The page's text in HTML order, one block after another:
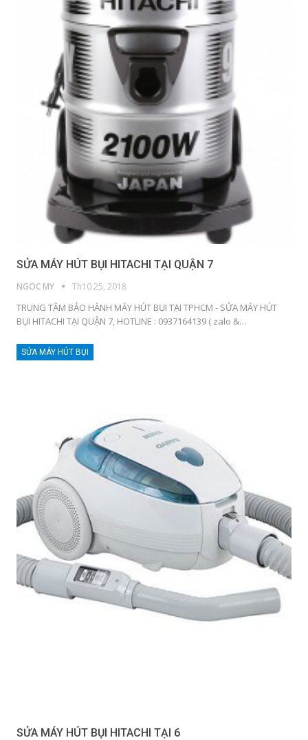
SỬA MÁY HÚT BỤI HITACHI TẠI QUẬN 7
NGOC MY Th10 25, 2018
TRUNG TÂM BẢO HÀNH MÁY HÚT BỤI TẠI TPHCM - SỬA MÁY HÚT
BỤI HITACHI TẠI QUẬN 7, HOTLINE : 0937164139 ( zalo &…
SỬA MÁY HÚT BỤI
SỬA MÁY HÚT BỤI HITACHI TẠI 6